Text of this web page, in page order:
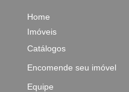
Home
Imóveis
Catálogos
Encomende seu imóvel
Equipe